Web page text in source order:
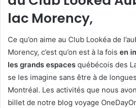
lac Morency,
Ce qu’on aime au Club Lookéa de
Morency, c’est qu’on est à la fois en
les grands espaces québécois des
se les imagine sans être à de
Montréal. Les activités que nous
billet de notre blog voyage